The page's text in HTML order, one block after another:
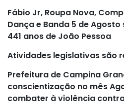
Fábio Jr, Roupa Nova,
Dança e Banda 5 de
441 anos de João Pessoa
Atividades legislativas são
Prefeitura de Campina
conscientização no mês
combater à violência